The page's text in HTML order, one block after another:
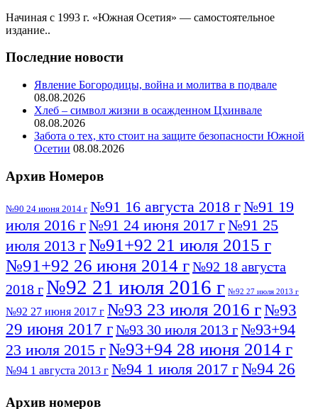
Начиная с 1993 г. «Южная Осетия» — самостоятельное
издание..
Последние новости
Явление Богородицы, война и молитва в подвале
08.08.2026
Хлеб – символ жизни в осажденном Цхинвале
08.08.2026
Забота о тех, кто стоит на защите безопасности Южной
Осетии 08.08.2026
Архив Номеров
№90 24 июня 2014 г №91 16 августа 2018 г№91 19
июля 2016 г№91 24 июня 2017 г№91 25
июля 2013 г№91+92 21 июля 2015 г
№91+92 26 июня 2014 г№92 18 августа
2018 г№92 21 июля 2016 г №92 27 июля 2013 г
№92 27 июня 2017 г №93 23 июля 2016 г№93
29 июня 2017 г№93 30 июля 2013 г№93+94
23 июля 2015 г№93+94 28 июня 2014 г
№94 1 августа 2013 г №94 1 июля 2017 г№94 26
Архив номеров